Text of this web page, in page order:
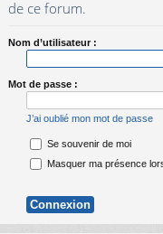
de ce forum.
Nom d’utilisateur :
Mot de passe :
J’ai oublié mon mot de passe
Se souvenir de moi
Masquer ma présence